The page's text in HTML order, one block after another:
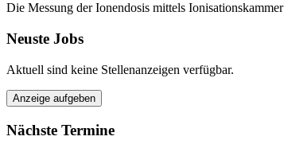
Die Messung der Ionendosis mittels Ionisationskammer
Neuste Jobs
Aktuell sind keine Stellenanzeigen verfügbar.
Anzeige aufgeben
Nächste Termine